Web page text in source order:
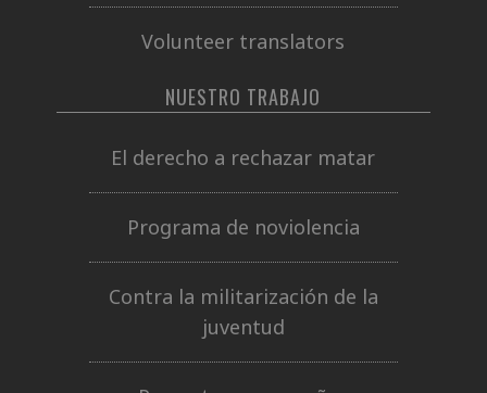
Volunteer translators
NUESTRO TRABAJO
El derecho a rechazar matar
Programa de noviolencia
Contra la militarización de la
juventud